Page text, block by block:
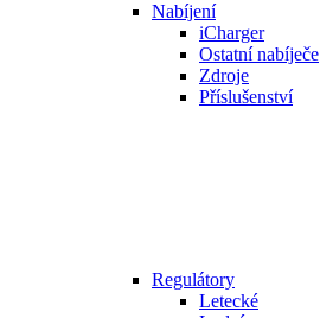
Nabíjení
iCharger
Ostatní nabíječe
Zdroje
Příslušenství
Regulátory
Letecké